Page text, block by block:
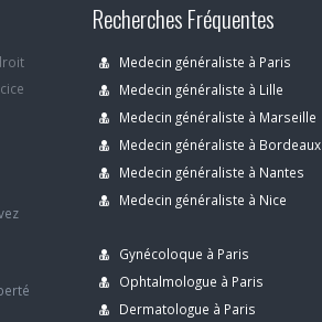
Recherches Fréquentes
Medecin généraliste à Paris
Medecin généraliste à Lille
Medecin généraliste à Marseille
Medecin généraliste à Bordeaux
Medecin généraliste à Nantes
Medecin généraliste à Nice
Gynécoloque à Paris
Ophtalmologue à Paris
Dermatologue à Paris